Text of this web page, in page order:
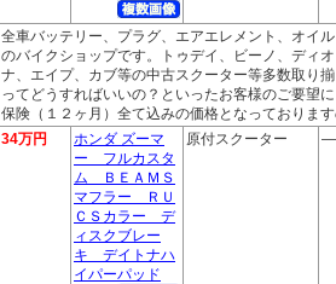
全車バッテリー、プラグ、エアエレメント、オイ
のバイクショップです。トゥデイ、ビーノ、ディ
ナ、エイプ、カブ等の中古スクーター等多数取り
ってどうすればいいの？といったお客様のご要望
保険（１２ヶ月）全て込みの価格となっておりま
34万円
ホンダ ズーマ
ー フルカスタ
ム ＢＥＡＭＳ
マフラー ＲＵ
ＣＳカラー デ
ィスクブレー
キ デイトナハ
イパーパッド
原付スクーター ―